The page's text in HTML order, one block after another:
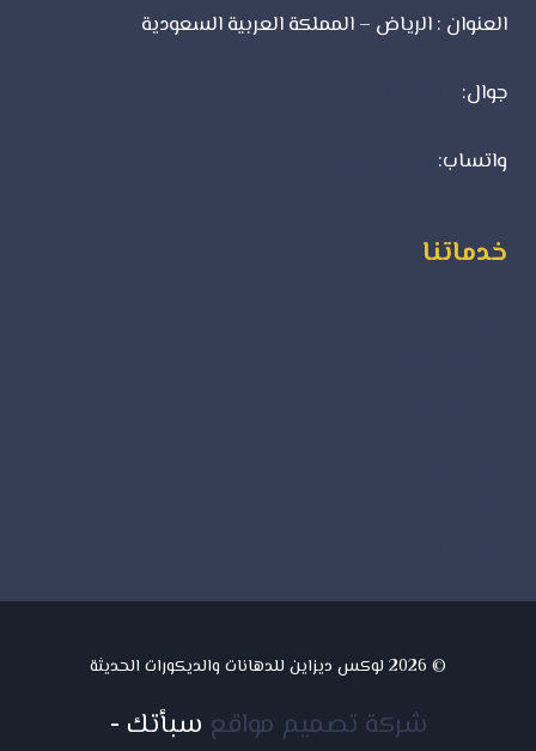
العنوان : الرياض – المملكة العربية السعودية
جوال:
واتساب:
خدماتنا
© 2026 لوكس ديزاين للدهانات والديكورات الحديثة
شركة تصميم مواقع سبأتك -